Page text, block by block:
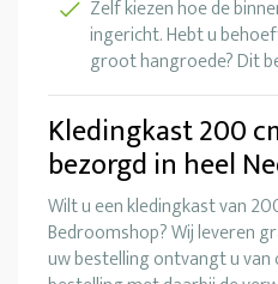
Zelf kiezen hoe de
ingericht. Hebt u
groot hangroede? Dit
Kledingkast 200
bezorgd in heel
Wilt u een kledingkast van
Bedroomshop? Wij leveren
uw bestelling ontvangt u